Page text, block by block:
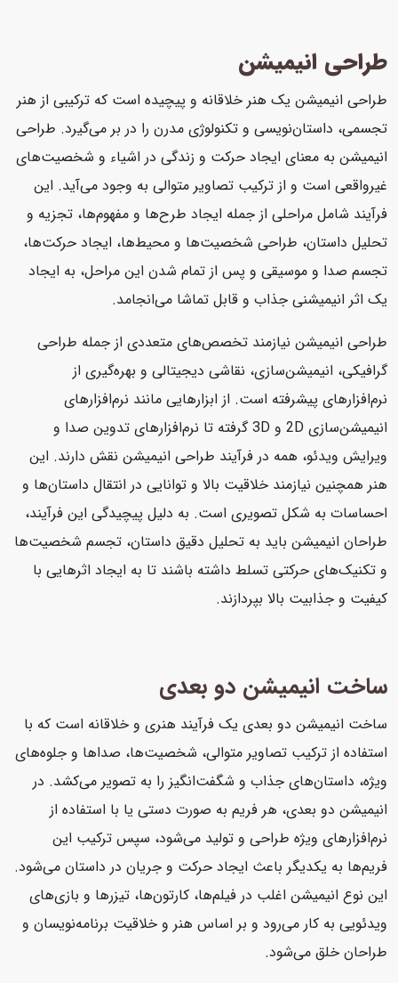
طراحی انیمیشن
طراحی انیمیشن یک هنر خلاقانه و پیچیده است که ترکیبی از هنر
تجسمی، داستان‌نویسی و تکنولوژی مدرن را در بر می‌گیرد. طراحی
انیمیشن به معنای ایجاد حرکت و زندگی در اشیاء و شخصیت‌های
غیرواقعی است و از ترکیب تصاویر متوالی به وجود می‌آید. این
فرآیند شامل مراحلی از جمله ایجاد طرح‌ها و مفهوم‌ها، تجزیه و
تحلیل داستان، طراحی شخصیت‌ها و محیط‌ها، ایجاد حرکت‌ها،
تجسم صدا و موسیقی و پس از تمام شدن این مراحل، به ایجاد
یک اثر انیمیشنی جذاب و قابل تماشا می‌انجامد.
طراحی انیمیشن نیازمند تخصص‌های متعددی از جمله طراحی
گرافیکی، انیمیشن‌سازی، نقاشی دیجیتالی و بهره‌گیری از
نرم‌افزارهای پیشرفته است. از ابزارهایی مانند نرم‌افزارهای
انیمیشن‌سازی 2D و 3D گرفته تا نرم‌افزارهای تدوین صدا و
ویرایش ویدئو، همه در فرآیند طراحی انیمیشن نقش دارند. این
هنر همچنین نیازمند خلاقیت بالا و توانایی در انتقال داستان‌ها و
احساسات به شکل تصویری است. به دلیل پیچیدگی این فرآیند،
طراحان انیمیشن باید به تحلیل دقیق داستان، تجسم شخصیت‌ها
و تکنیک‌های حرکتی تسلط داشته باشند تا به ایجاد اثرهایی با
کیفیت و جذابیت بالا بپردازند.
ساخت انیمیشن دو بعدی
ساخت انیمیشن دو بعدی یک فرآیند هنری و خلاقانه است که با
استفاده از ترکیب تصاویر متوالی، شخصیت‌ها، صداها و جلوه‌های
ویژه، داستان‌های جذاب و شگفت‌انگیز را به تصویر می‌کشد. در
انیمیشن دو بعدی، هر فریم به صورت دستی یا با استفاده از
نرم‌افزارهای ویژه طراحی و تولید می‌شود، سپس ترکیب این
فریم‌ها به یکدیگر باعث ایجاد حرکت و جریان در داستان می‌شود.
این نوع انیمیشن اغلب در فیلم‌ها، کارتون‌ها، تیزرها و بازی‌های
ویدئویی به کار می‌رود و بر اساس هنر و خلاقیت برنامه‌نویسان و
طراحان خلق می‌شود.